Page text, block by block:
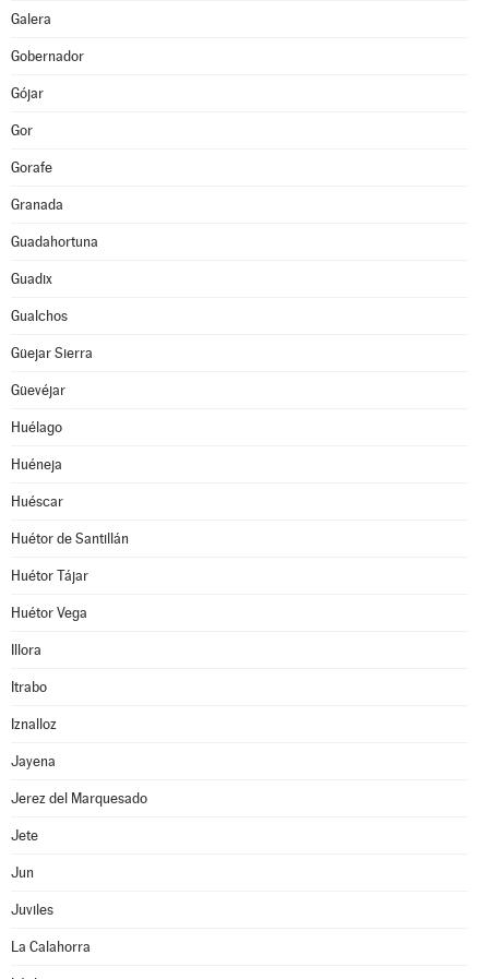
Galera
Gobernador
Gójar
Gor
Gorafe
Granada
Guadahortuna
Guadix
Gualchos
Güejar Sierra
Güevéjar
Huélago
Huéneja
Huéscar
Huétor de Santillán
Huétor Tájar
Huétor Vega
Illora
Itrabo
Iznalloz
Jayena
Jerez del Marquesado
Jete
Jun
Juviles
La Calahorra